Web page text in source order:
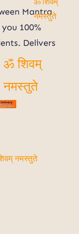
Mantra
100%
Delivers
नमस्तुते
ॐ शिवम्
नमस्तुते
ॐ शिवम् नमस्तुते